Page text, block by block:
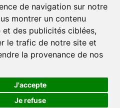
de navigation sur notre
montrer un contenu
et des publicités ciblées,
le trafic de notre site et
la provenance de nos
J'accepte
Je refuse